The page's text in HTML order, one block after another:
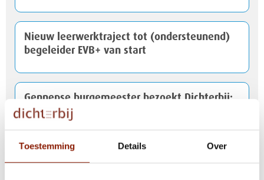
Toestemming Details Over
Nieuw leerwerktraject tot (ondersteunend)
begeleider EVB+ van start
Gennepse burgemeester bezoekt Dichterbij:
‘Ik voel de passie hier’